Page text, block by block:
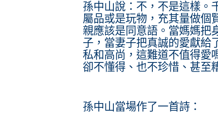
孫中山說：不，不是這樣。
屬品或是玩物，充其量做個
親應該是同意語。當媽媽把
子，當妻子把真誠的愛獻給
私和高尚，這難道不值得愛
卻不懂得、也不珍惜、甚至
孫中山當場作了一首詩：